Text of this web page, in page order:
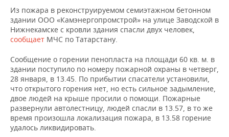
ДЕКЛАРАЦИИ О ДОХОДАХ
КОРОЛИ ГОСЗАКАЗА ПФО
КОМУ ПРИНАДЛЕЖАТ
ТОРГОВЫЕ ЦЕНТРЫ
ТАТАРСТАНА
НОВОСТИ ЭКОНОМИКИ
ФИНАНСЫ
БЮДЖЕТ
ИНВЕСТИЦИИ
ПРОМЫШЛЕННОСТЬ
НОВОСТИ
ПРОМЫШЛЕННОСТИ
АГРОПРОМ
МАШИНОСТРОЕНИЕ
НЕФТЕХИМИЯ
НЕФТЬ
НЕДВИЖИМОСТЬ
НОВОСТИ АВТО
БИЗНЕС
НОВОСТИ БИЗНЕСА
РОЗНИЧНАЯ ТОРГОВЛЯ
ТЕХНОЛОГИИ
НОВОСТИ ТЕХНОЛОГИЙ
МЕРОПРИЯТИЯ
Из пожара в реконструируемом семиэтажном бетонном
здании ООО «Камэнергопромстрой» на улице Заводской в
Нижнекамске с кровли здания спасли двух человек,
сообщает МЧС по Татарстану.
Сообщение о горении пенопласта на площади 60 кв. м. в
здании поступило по номеру пожарной охраны в четверг,
28 января, в 13.45. По прибытии спасатели установили,
что открытого горения нет, но есть сильное задымление,
двое людей на крыше просили о помощи. Пожарные
развернули автолестницу, людей спасли в 13.57, в то же
время произошла локализация пожара, в 13.58 горение
удалось ликвидировать.